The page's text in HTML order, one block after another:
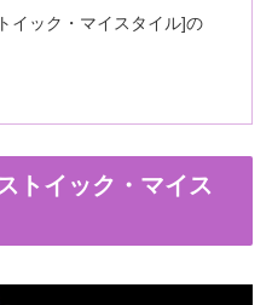
イック・マイスタイル]の
トイック・マイス